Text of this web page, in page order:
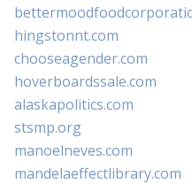
hingstonnt.com
chooseagender.com
hoverboardssale.com
alaskapolitics.com
stsmp.org
manoelneves.com
mandelaeffectlibrary.com